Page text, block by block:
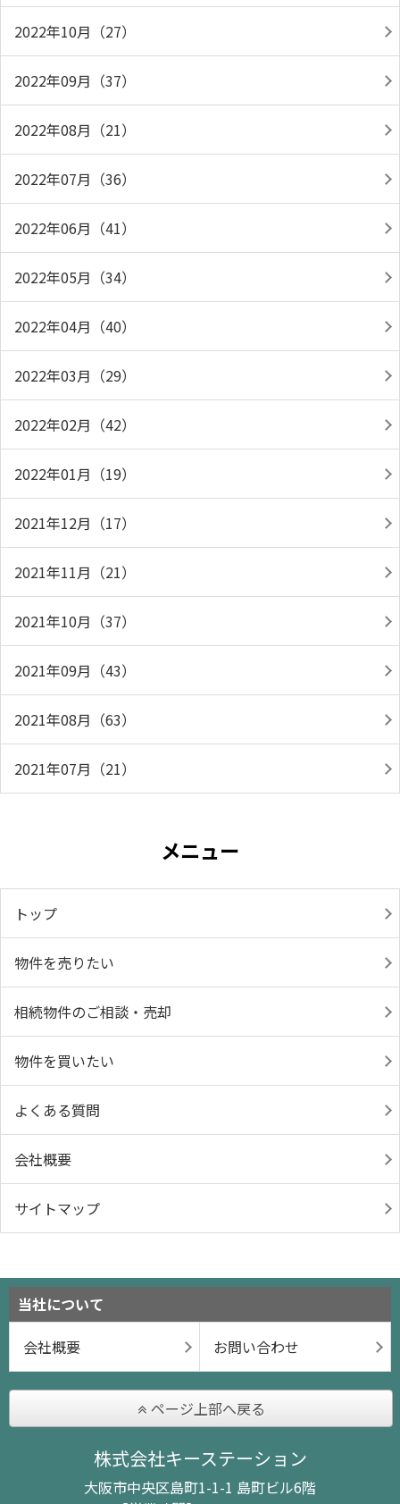
2022年10月（27）
2022年09月（37）
2022年08月（21）
2022年07月（36）
2022年06月（41）
2022年05月（34）
2022年04月（40）
2022年03月（29）
2022年02月（42）
2022年01月（19）
2021年12月（17）
2021年11月（21）
2021年10月（37）
2021年09月（43）
2021年08月（63）
2021年07月（21）
メニュー
トップ
物件を売りたい
相続物件のご相談・売却
物件を買いたい
よくある質問
会社概要
サイトマップ
当社について
会社概要
お問い合わせ
ページ上部へ戻る
株式会社キーステーション
大阪市中央区島町1-1-1 島町ビル6階